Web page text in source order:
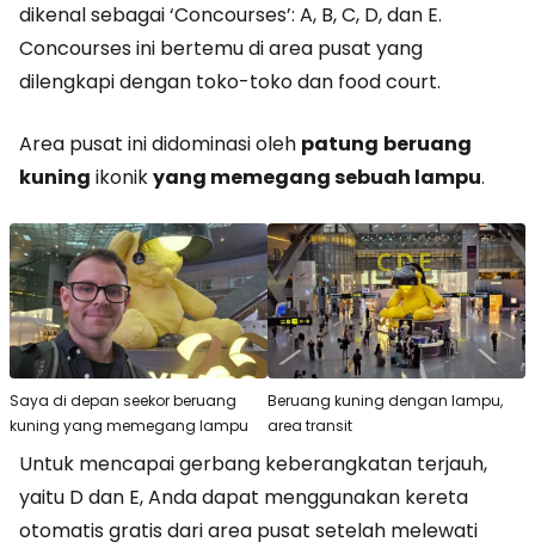
dikenal sebagai ‘Concourses’: A, B, C, D, dan E.
Concourses ini bertemu di area pusat yang
dilengkapi dengan toko-toko dan food court.
Area pusat ini didominasi oleh patung beruang
kuning ikonikyang memegang sebuah lampu.
Saya di depan seekor beruang
kuning yang memegang lampu
Beruang kuning dengan lampu,
area transit
Untuk mencapai gerbang keberangkatan terjauh,
yaitu D dan E, Anda dapat menggunakan kereta
otomatis gratis dari area pusat setelah melewati